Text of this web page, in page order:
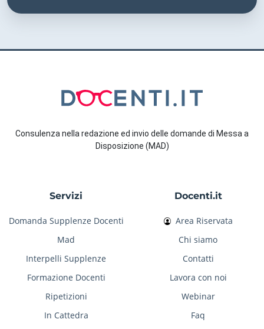
Consulenza nella redazione ed invio delle domande di Messa a
Disposizione (MAD)
Servizi
Domanda Supplenze Docenti
Mad
Interpelli Supplenze
Formazione Docenti
Ripetizioni
In Cattedra
Docenti.it
Area Riservata
Chi siamo
Contatti
Lavora con noi
Webinar
Faq